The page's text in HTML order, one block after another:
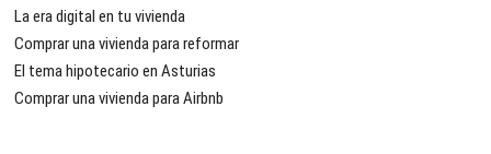
La era digital en tu vivienda
Comprar una vivienda para reformar
El tema hipotecario en Asturias
Comprar una vivienda para Airbnb